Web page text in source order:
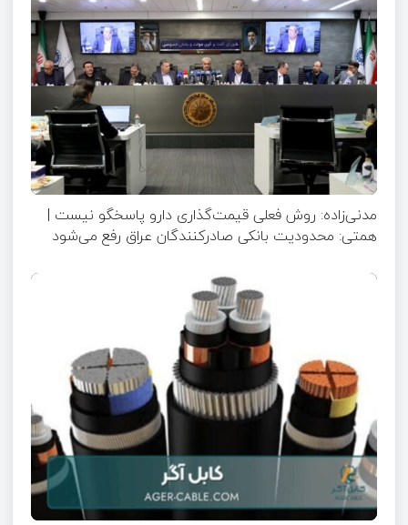
مدنی‌زاده: روش فعلی قیمت‌گذاری دارو پاسخگو نیست |
همتی: محدودیت بانکی صادرکنندگان عراق رفع می‌شود